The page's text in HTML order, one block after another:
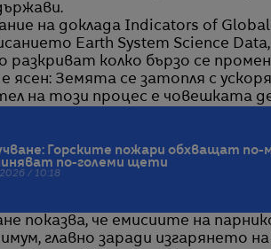
на доклада Indicators of Global
Earth System Science
разкриват колко бързо се
ясен: Земята се затопля с
на този процес е човешката
Горските пожари обхващат по-
по-големи щети
/ 10:18
показва, че емисиите на
главно заради изгарянето